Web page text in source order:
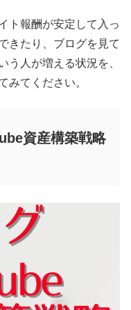
ト報酬が安定して入っ
きたり、ブログを見て
う人が増える状況を、
みてください。
資産構築戦略